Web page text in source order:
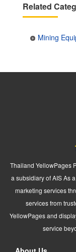
Related
Mining
Thailand YellowPages
a subsidiary of AIS As
marketing services
services from
YellowPages and
service